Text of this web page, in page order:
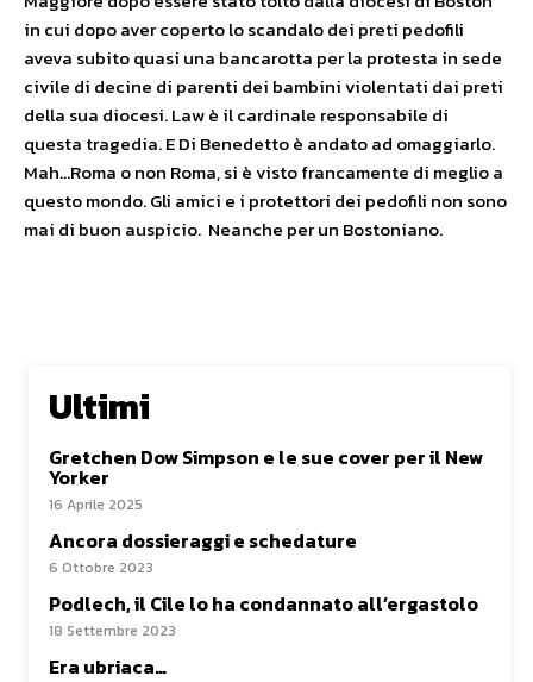
in cui dopo aver coperto lo scandalo dei preti pedofili
aveva subito quasi una bancarotta per la protesta in sede
civile di decine di parenti dei bambini violentati dai preti
della sua diocesi. Law è il cardinale responsabile di
questa tragedia. E Di Benedetto è andato ad omaggiarlo.
Mah…Roma o non Roma, si è visto francamente di meglio a
questo mondo. Gli amici e i protettori dei pedofili non sono
mai di buon auspicio. Neanche per un Bostoniano.
Ultimi
Gretchen Dow Simpson e le sue cover per il New
Yorker
16 Aprile 2025
Ancora dossieraggi e schedature
6 Ottobre 2023
Podlech, il Cile lo ha condannato all’ergastolo
18 Settembre 2023
Era ubriaca…